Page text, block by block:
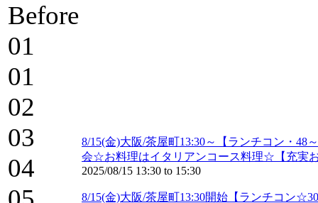
Before
01
01
02
03
04
8/15(金)大阪/茶屋町13:30～【ランチコン・
会☆お料理はイタリアンコース料理☆【充実
2025/08/15 13:30 to 15:30
8/15(金)大阪/茶屋町13:30開始【ランチコン